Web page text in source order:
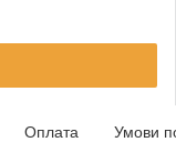
Оплата Умови